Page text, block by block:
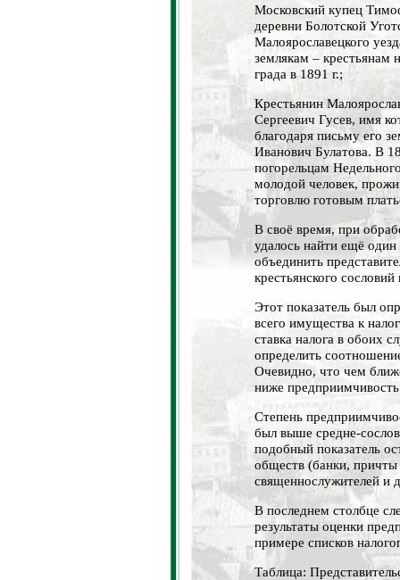
Московский купец
деревни Болотской
Малоярославецкого
землякам – крестьянам
града в 1891 г.;
Крестьянин
Сергеевич Гусев, имя
благодаря письму его
Иванович Булатова. В
погорельцам
молодой человек,
торговлю готовым
В своё время, при
удалось найти ещё
объединить
крестьянского
Этот показатель был
всего имущества к
ставка налога в обоих
определить
Очевидно, что чем
ниже
Степень
был выше средне-
подобный показатель
обществ (банки,
священнослужителей и
В последнем столбце
результаты оценки
примере списков
Таблица: